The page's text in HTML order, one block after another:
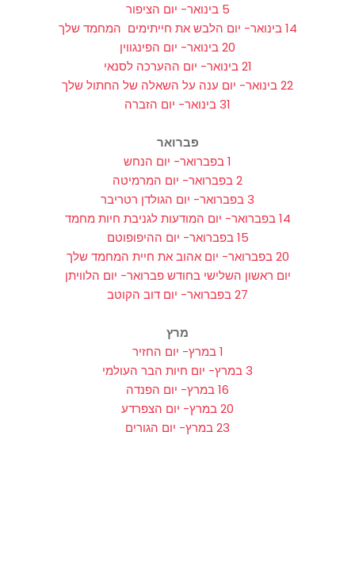
5 בינואר- יום הציפור
14 בינואר- יום הלבש את חייתימים המחמד שלך
20 בינואר- יום הפינגווין
21 בינואר- יום ההערכה לסנאי
22 בינואר- יום ענה על השאלה של החתול שלך
31 בינואר- יום הזברה
פברואר
1 בפברואר- יום הנחש
2 בפברואר- יום המרמיטה
3 בפברואר- יום הגולדן רטריבר
14 בפברואר- יום המודעות לגניבת חיות מחמד
15 בפברואר- יום ההיפופוטם
20 בפברואר- יום אהוב את חיית המחמד שלך
יום ראשון השלישי בחודש פברואר- יום הלוויתן
27 בפברואר- יום דוב הקוטב
מרץ
1 במרץ- יום החזיר
3 במרץ- יום חיות הבר העולמי
16 במרץ- יום הפנדה
20 במרץ- יום הצפרדע
23 במרץ- יום הגורים